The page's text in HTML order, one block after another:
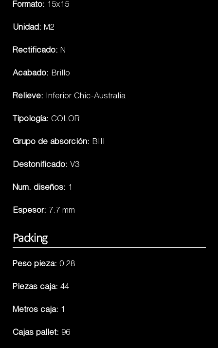
Formato: 15x15
Unidad: M2
Rectificado: N
Acabado: Brillo
Relieve: Inferior Chic-Australia
Tipología: COLOR
Grupo de absorción: BIII
Destonificado: V3
Num. diseños: 1
Espesor: 7.7 mm
Packing
Peso pieza: 0.28
Piezas caja: 44
Metros caja: 1
Cajas pallet: 96